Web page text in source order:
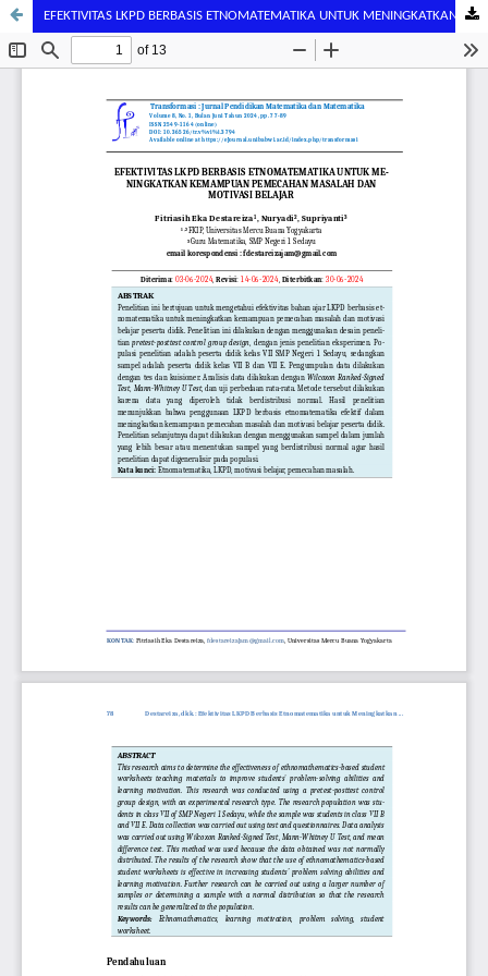
EFEKTIVITAS LKPD BERBASIS ETNOMATEMATIKA UNTUK MENINGKATKAN KEMAMPUAN PEMECAHAN MASALAH DAN MOTIVASI BELAJAR